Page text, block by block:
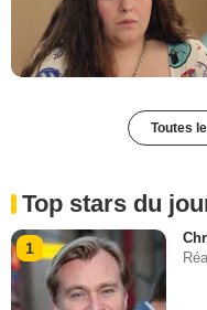
Toutes
Top stars du
1